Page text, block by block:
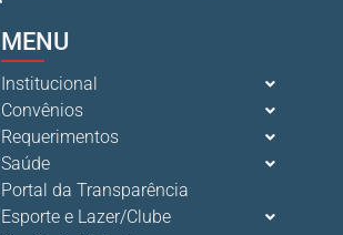
MENU
Institucional
Convênios
Requerimentos
Saúde
Portal da Transparência
Esporte e Lazer/Clube